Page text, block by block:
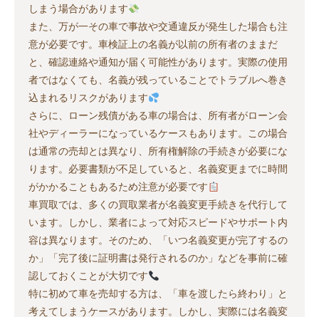
しまう場合があります
また、万が一その車で事故や交通違反が発生した場合も注
意が必要です。車検証上の名義が以前の所有者のままだ
と、確認連絡や通知が届く可能性があります。実際の使用
者ではなくても、名義が残っていることでトラブルへ巻き
込まれるリスクがあります
さらに、ローン残債がある車の場合は、所有者がローン会
社やディーラーになっているケースもあります。この場合
は通常の売却とは異なり、所有権解除の手続きが必要にな
ります。必要書類が不足していると、名義変更までに時間
がかかることもあるため注意が必要です
車買取では、多くの買取業者が名義変更手続きを代行して
います。しかし、業者によって対応スピードやサポート内
容は異なります。そのため、「いつ名義変更が完了するの
か」「完了後に証明書は発行されるのか」などを事前に確
認しておくことが大切です
特に初めて車を売却する方は、「車を渡したら終わり」と
考えてしまうケースがあります。しかし、実際には名義変